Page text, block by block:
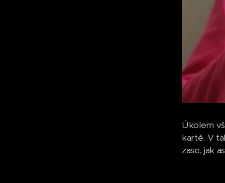
Úkolem
kartě. V
zase, jak